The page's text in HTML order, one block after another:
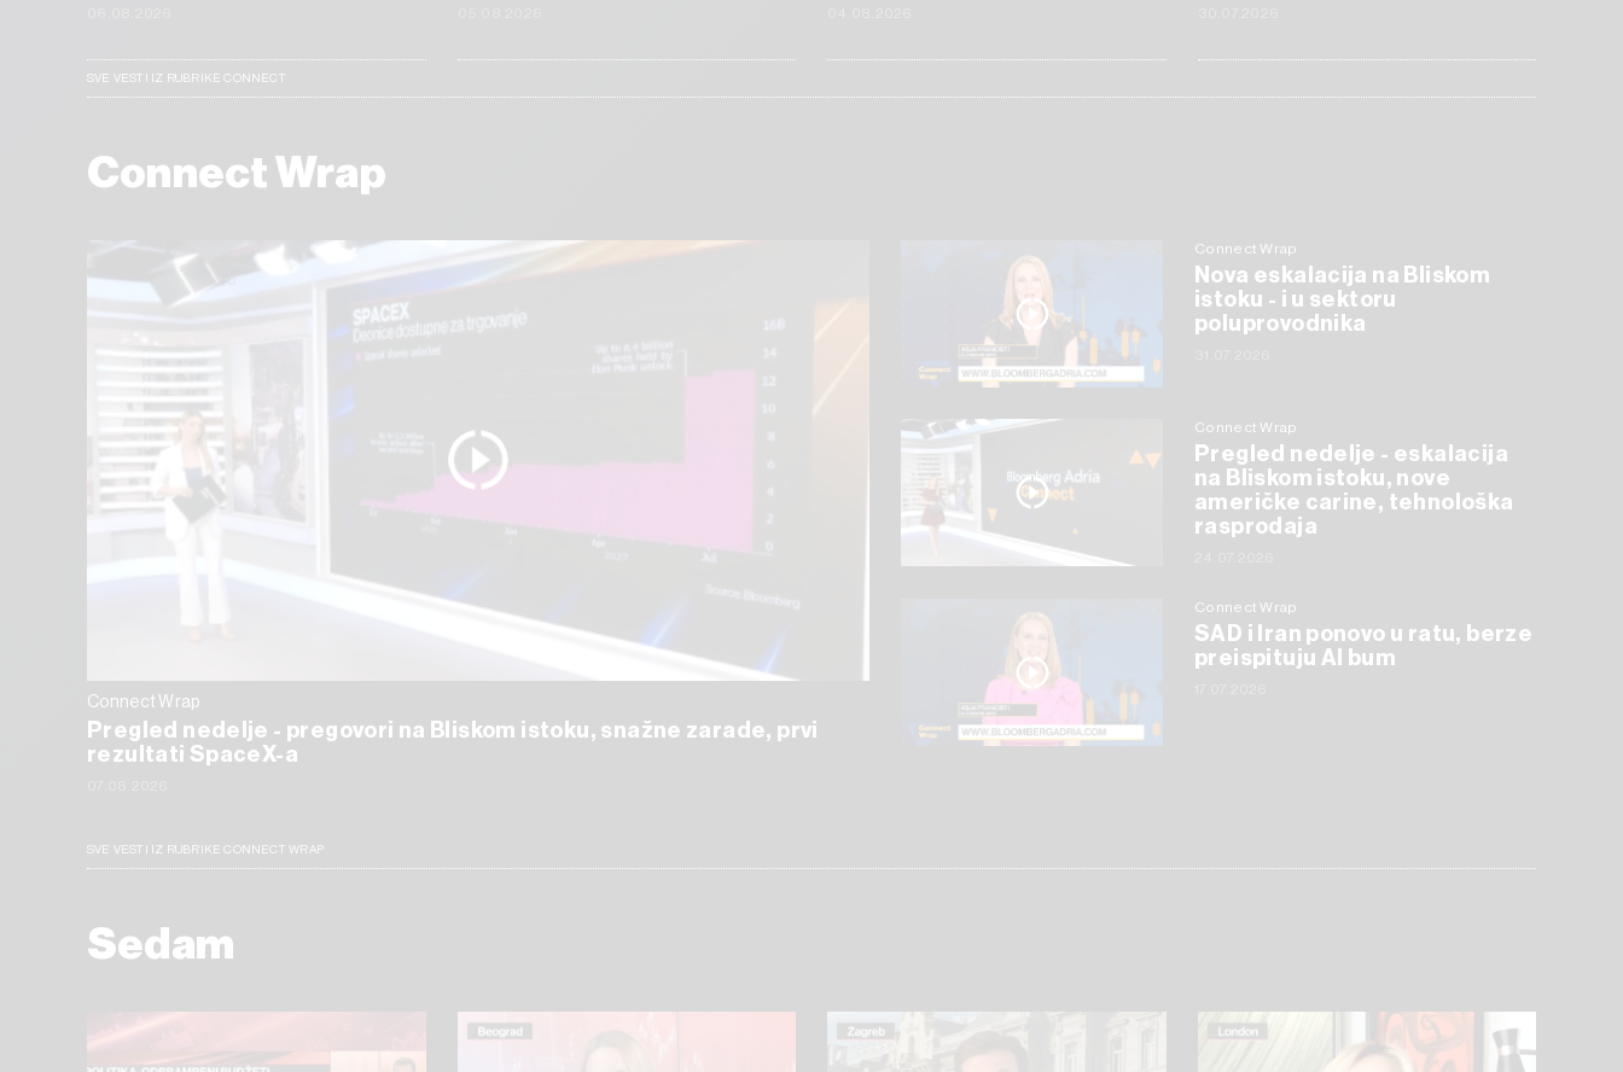
SVE VESTI IZ RUBRIKE CONNECT
Connect Wrap
Connect Wrap
Pregled nedelje - pregovori na Bliskom istoku, snažne zarade, prvi
rezultati SpaceX-a
Connect Wrap
Nova eskalacija na Bliskom
istoku - i u sektoru
poluprovodnika
Connect Wrap
Pregled nedelje - eskalacija
na Bliskom istoku, nove
američke carine, tehnološka
rasprodaja
Connect Wrap
SAD i Iran ponovo u ratu, berze
preispituju AI bum
SVE VESTI IZ RUBRIKE CONNECT WRAP
Sedam